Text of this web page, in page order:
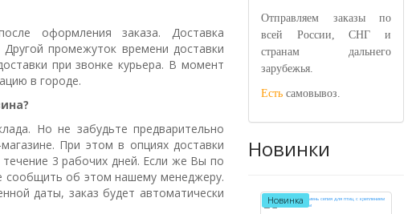
оформления заказа. Доставка
промежуток времени доставки
при звонке курьера. В момент
в городе.
Но не забудьте предварительно
При этом в опциях доставки
3 рабочих дней. Если же Вы по
сообщить об этом нашему менеджеру.
даты, заказ будет автоматически
Отправляем заказы по
всей России, СНГ и
странам дальнего
зарубежья.
Есть самовывоз.
Новинки
Новинка